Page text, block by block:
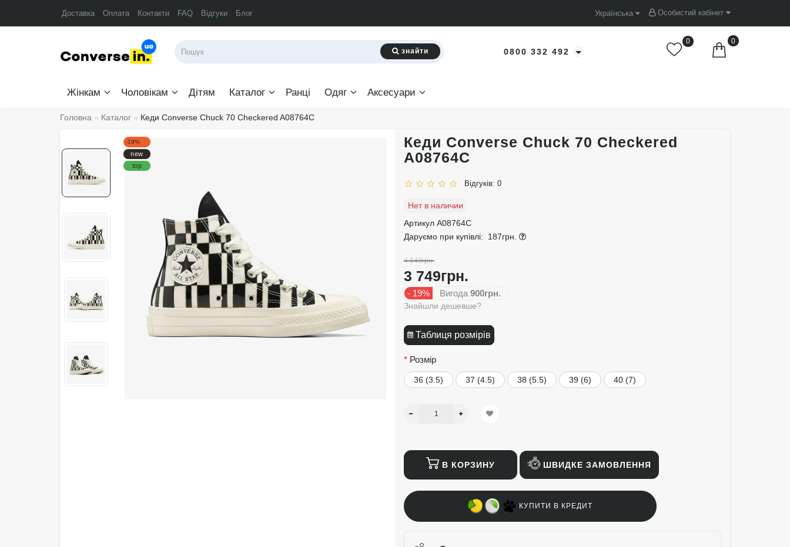
Особистий кабінет
Українська
Доставка Оплата Контакти FAQ Відгуки Блог
знайти 0800 332 492
0
0
Жінкам Чоловікам Дітям Каталог Ранці Одяг Аксесуари
Головна Каталог Кеди Converse Chuck 70 Checkered A08764C
-19%
new
top
Кеди Converse Chuck 70 Checkered
A08764C
Відгуків: 0
Нет в наличии
Артикул A08764C
Даруємо при купівлі: 187грн.
4 649грн.
3 749грн.
- 19% Вигода 900грн.
Знайшли дешевше?
Таблиця розмірів
Розмір
36 (3.5) 37 (4.5) 38 (5.5) 39 (6) 40 (7)
В КОРЗИНУ ШВИДКЕ ЗАМОВЛЕННЯ
КУПИТИ В КРЕДИТ